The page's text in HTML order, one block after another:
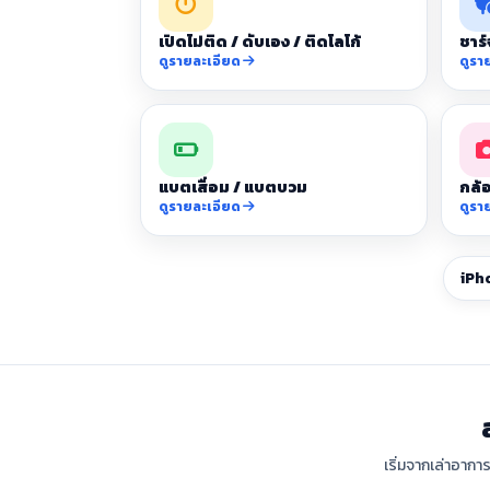
เปิดไม่ติด / ดับเอง / ติดโลโก้
ดูรายละเอียด
ชา
ดูรา
แบตเสื่อม / แบตบวม
ดูรายละเอียด
กล้
ดูรา
เริ่มจากเล่าอาก